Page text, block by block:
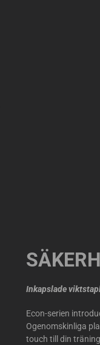
Inkapslade
Econ-serien
Ogenomskinliga
touch till din